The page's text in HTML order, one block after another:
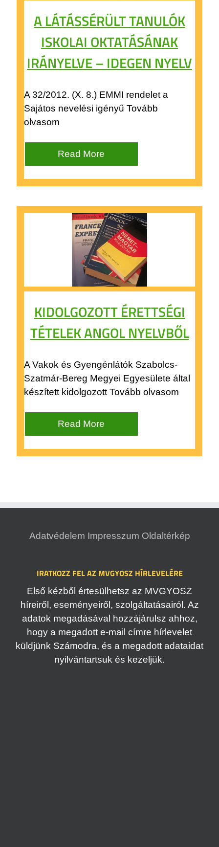
A LÁTÁSSÉRÜLT TANULÓK
ISKOLAI OKTATÁSÁNAK
IRÁNYELVE – IDEGEN NYELV
A 32/2012. (X. 8.) EMMI rendelet a
Sajátos nevelési igényű Tovább
olvasom
Read More
KIDOLGOZOTT ÉRETTSÉGI
TÉTELEK ANGOL NYELVBŐL
A Vakok és Gyengénlátók Szabolcs-
Szatmár-Bereg Megyei Egyesülete által
készített kidolgozott Tovább olvasom
Read More
Adatvédelem Impresszum Oldaltérkép
IRATKOZZ FEL AZ MVGYOSZ HÍRLEVELÉRE
Első kézből értesülhetsz az MVGYOSZ
híreiről, eseményeiről, szolgáltatásairól. Az
adatok megadásával hozzájárulsz ahhoz,
hogy a megadott e-mail címre hírlevelet
küldjünk Számodra, és a megadott adataidat
nyilvántartsuk és kezeljük.